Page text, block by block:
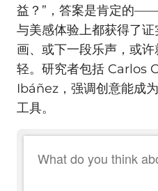
益？”，答案是肯定的
与美感体验上都获得了
画、或下一段乐声，或
轻。研究者包括 Carlos
Ibáñez，强调创意能成
工具。